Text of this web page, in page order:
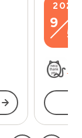
2026
9
5